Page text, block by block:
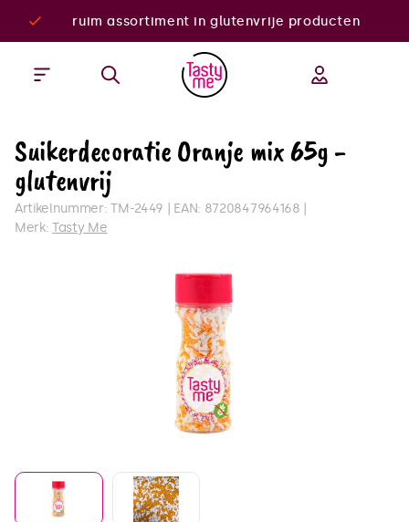
ruim assortiment in glutenvrije producten
Suikerdecoratie Oranje mix 65g -
glutenvrij
Artikelnummer:TM-2449 EAN: 8720847964168
Merk:Tasty Me